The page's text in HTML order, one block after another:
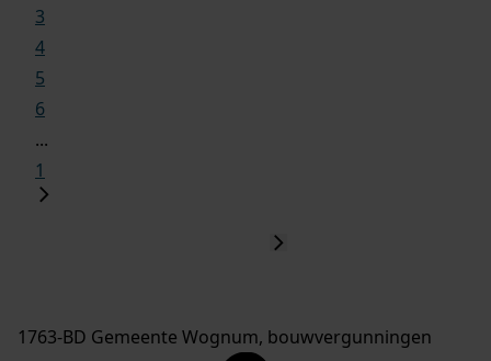
3
4
5
6
...
1
1763-BD Gemeente Wognum, bouwvergunningen